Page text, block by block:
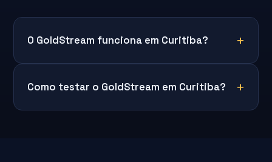
O GoldStream funciona em Curitiba?
Como testar o GoldStream em Curitiba?